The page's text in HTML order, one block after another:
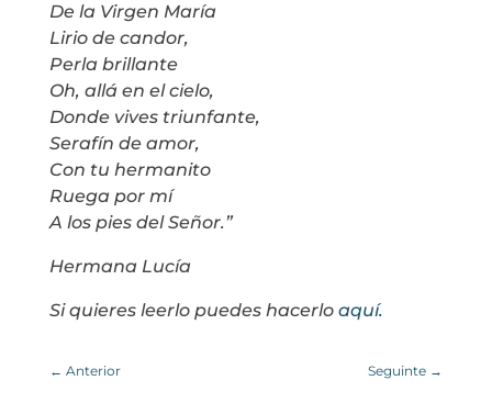
De la Virgen María
Lirio de candor,
Perla brillante
Oh, allá en el cielo,
Donde vives triunfante,
Serafín de amor,
Con tu hermanito
Ruega por mí
A los pies del Señor.”
Hermana Lucía
Si quieres leerlo puedes hacerlo aquí.
← Anterior Seguinte →